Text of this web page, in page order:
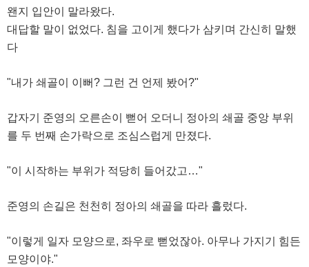
왠지 입안이 말라왔다.
대답할 말이 없었다. 침을 고이게 했다가 삼키며 간신히 말했
다
"내가 쇄골이 이뻐? 그런 건 언제 봤어?"
갑자기 준영의 오른손이 뻗어 오더니 정아의 쇄골 중앙 부위
를 두 번째 손가락으로 조심스럽게 만졌다.
"이 시작하는 부위가 적당히 들어갔고…"
준영의 손길은 천천히 정아의 쇄골을 따라 흘렀다.
"이렇게 일자 모양으로, 좌우로 뻗었잖아. 아무나 가지기 힘든
모양이야."